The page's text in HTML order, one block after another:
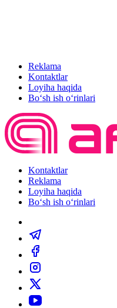
Reklama
Kontaktlar
Loyiha haqida
Bo‘sh ish o‘rinlari
Kontaktlar
Reklama
Loyiha haqida
Bo‘sh ish o‘rinlari